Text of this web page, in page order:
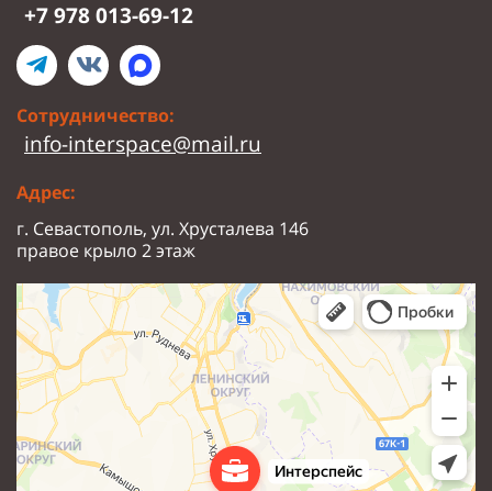
+7 978 013-69-12
Сотрудничество:
info-interspace@mail.ru
Адрес:
г. Севастополь, ул. Хрусталева 146
правое крыло 2 этаж